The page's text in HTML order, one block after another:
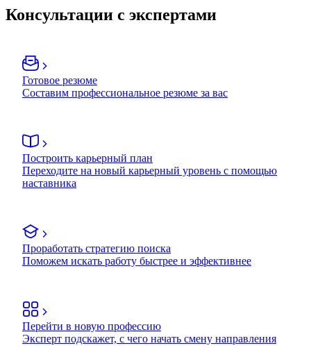
Консультации с экспертами
Готовое резюме
Составим профессиональное резюме за вас
Построить карьерный план
Переходите на новый карьерный уровень с помощью
наставника
Проработать стратегию поиска
Поможем искать работу быстрее и эффективнее
Перейти в новую профессию
Эксперт подскажет, с чего начать смену направления